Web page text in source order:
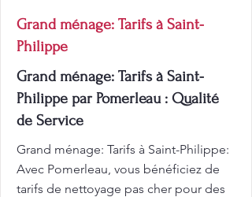
Grand ménage: Tarifs à Saint-
Philippe
Grand ménage: Tarifs à Saint-
Philippe par Pomerleau : Qualité
de Service
Grand ménage: Tarifs à Saint-Philippe:
Avec Pomerleau, vous bénéficiez de
tarifs de nettoyage pas cher pour des